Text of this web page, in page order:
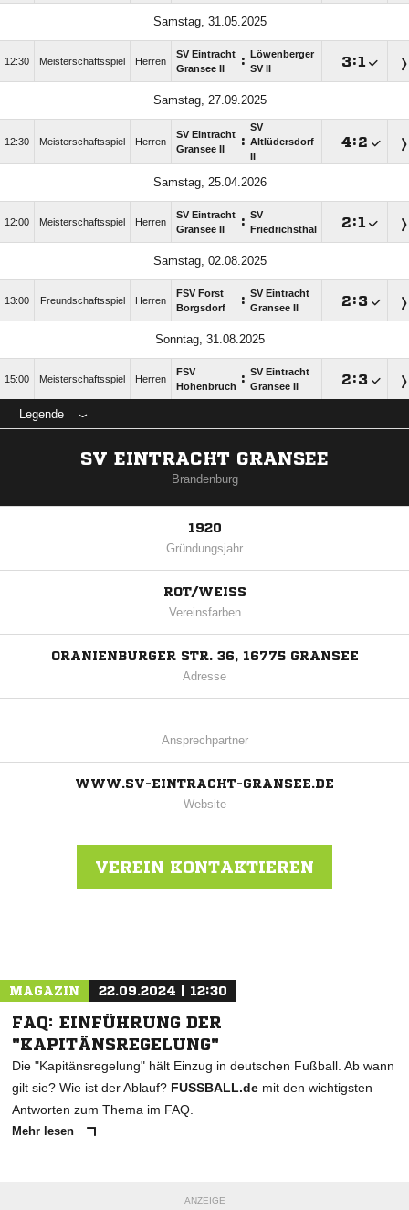
Samstag, 31.05.2025
12:30 Meisterschaftsspiel Herren
SV Eintracht
Gransee II
:
Löwenberger
SV II
:
Samstag, 27.09.2025
12:30 Meisterschaftsspiel Herren
SV Eintracht
Gransee II
:
SV
Altlüdersdorf
:
Samstag, 25.04.2026
12:00 Meisterschaftsspiel Herren
SV Eintracht
Gransee II
: SV
Friedrichsthal
:
Samstag, 02.08.2025
13:00 Freundschaftsspiel Herren
FSV Forst
Borgsdorf
: SV Eintracht
Gransee II
:
Sonntag, 31.08.2025
15:00 Meisterschaftsspiel Herren
FSV
Hohenbruch : SV Eintracht
Gransee II
:
Legende
SV EINTRACHT GRANSEE
Brandenburg
1920
Gründungsjahr
ROT/WEISS
Vereinsfarben
ORANIENBURGER STR. 36, 16775 GRANSEE
Adresse
Ansprechpartner
WWW.SV-EINTRACHT-GRANSEE.DE
Website
VEREIN KONTAKTIEREN
MAGAZIN 22.09.2024 | 12:30
FAQ: EINFÜHRUNG DER
"KAPITÄNSREGELUNG"
Die "Kapitänsregelung" hält Einzug in deutschen Fußball. Ab wann
gilt sie? Wie ist der Ablauf? FUSSBALL.de mit den wichtigsten
Antworten zum Thema im FAQ.
Mehr lesen
ANZEIGE